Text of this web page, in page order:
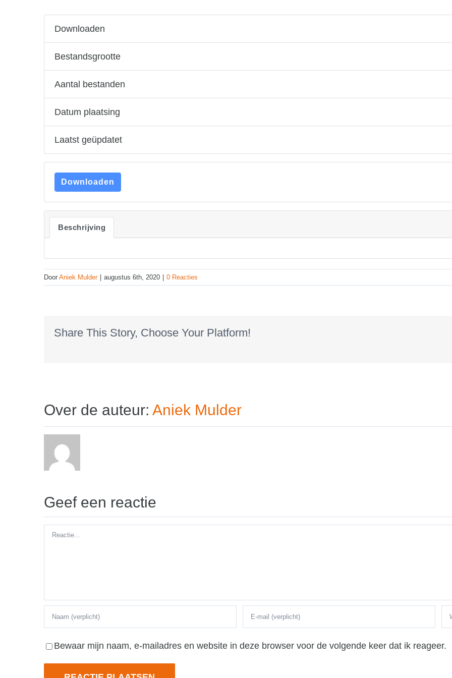
Downloaden
Bestandsgrootte
Aantal bestanden
Datum plaatsing
Laatst geüpdatet
Downloaden
Beschrijving
Door Aniek Mulder augustus 6th, 2020 0 Reacties
Share This Story, Choose Your Platform!
Over de auteur: Aniek Mulder
Geef een reactie
Reactie
Bewaar mijn naam, e-mailadres en website in deze browser voor de volgende keer dat ik reageer.